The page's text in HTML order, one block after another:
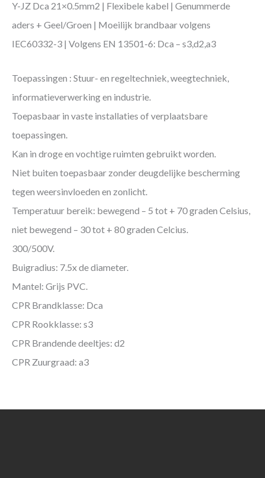
Y-JZ Dca 21×0.5mm2 | Flexibele kabel | Genummerde
aders + Geel/Groen | Moeilijk brandbaar volgens
IEC60332-3 | Volgens EN 13501-6: Dca – s3,d2,a3
Toepassingen : Stuur- en regeltechniek, weegtechniek,
informatieverwerking en industrie.
Toepasbaar in vaste installaties of verplaatsbare
toepassingen.
Kan in droge en vochtige ruimten gebruikt worden.
Niet buiten toepasbaar zonder deugdelijke bescherming
tegen weersinvloeden en zonlicht.
Temperatuur bereik: bewegend – 5 tot + 70 graden Celsius,
niet bewegend – 30 tot + 80 graden Celcius.
300/500V.
Buigradius: 7.5x de diameter.
Mantel: Grijs PVC.
CPR Brandklasse: Dca
CPR Rookklasse: s3
CPR Brandende deeltjes: d2
CPR Zuurgraad: a3